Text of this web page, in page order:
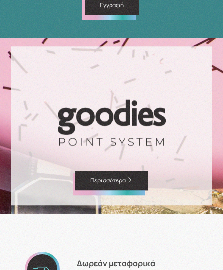
Εγγραφή
Περισσότερα
Δωρεάν μεταφορικά